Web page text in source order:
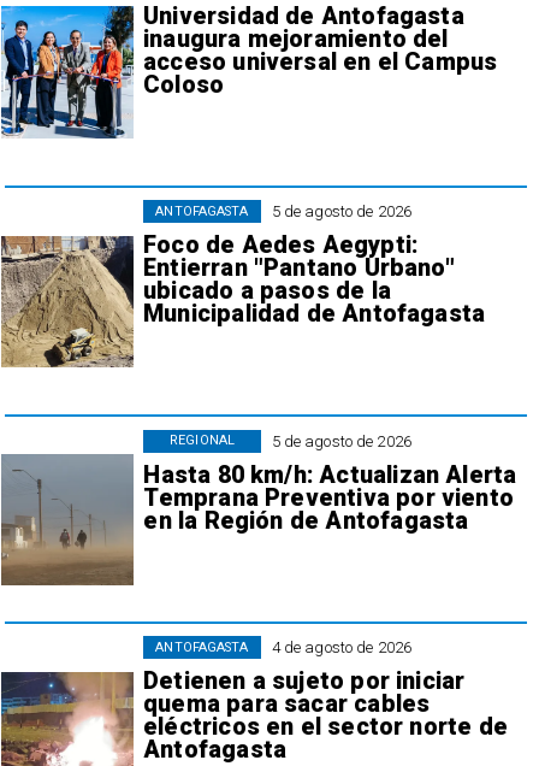
Universidad de Antofagasta
inaugura mejoramiento del
acceso universal en el Campus
Coloso
5 de agosto de 2026
Foco de Aedes Aegypti:
Entierran "Pantano Urbano"
ubicado a pasos de la
Municipalidad de Antofagasta
ANTOFAGASTA
5 de agosto de 2026
Hasta 80 km/h: Actualizan Alerta
Temprana Preventiva por viento
en la Región de Antofagasta
REGIONAL
4 de agosto de 2026
Detienen a sujeto por iniciar
quema para sacar cables
eléctricos en el sector norte de
Antofagasta
ANTOFAGASTA